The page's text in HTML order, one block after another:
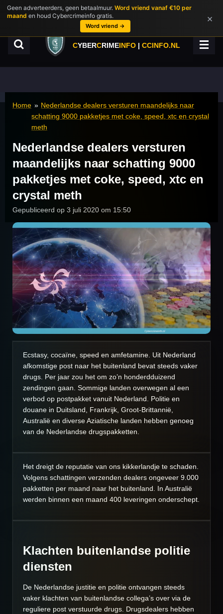
Geen adverteerders, geen betaalmuur. Word vriend vanaf €10 per
maand en houd Cybercrimeinfo gratis.
Word vriend →
×
Ga
direct
hoofdinhoud
CYBERCRIMEINFO | CCINFO.NL
Home » Nederlandse dealers versturen maandelijks naar
schatting 9000 pakketjes met coke, speed, xtc en crystal
meth
Nederlandse dealers versturen
maandelijks naar schatting 9000
pakketjes met coke, speed, xtc en
crystal meth
Gepubliceerd op 3 juli 2020 om 15:50
Ecstasy, cocaïne, speed en amfetamine. Uit Nederland
afkomstige post naar het buitenland bevat steeds vaker
drugs. Per jaar zou het om zo’n honderdduizend
zendingen gaan. Sommige landen overwegen al een
verbod op postpakket vanuit Nederland. Politie en
douane in Duitsland, Frankrijk, Groot-Brittannië,
Australië en diverse Aziatische landen hebben genoeg
van de Nederlandse drugspakketten.
Het dreigt de reputatie van ons kikkerlandje te schaden.
Volgens schattingen verzenden dealers ongeveer 9.000
pakketten per maand naar het buitenland. In Australië
werden binnen een maand 400 leveringen onderschept.
Klachten buitenlandse politie
diensten
De Nederlandse justitie en politie ontvangen steeds
vaker klachten van buitenlandse collega’s over via de
reguliere post verstuurde drugs. Drugsdealers hebben